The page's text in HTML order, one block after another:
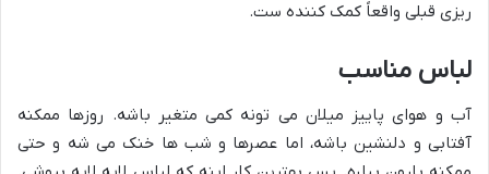
ریزی قبلی واقعاً کمک کننده ست.
لباس مناسب
آب و هوای پاییز میلان می تونه کمی متغیر باشه. روزها ممکنه
آفتابی و دلنشین باشه، اما عصرها و شب ها خنک می شه و حتی